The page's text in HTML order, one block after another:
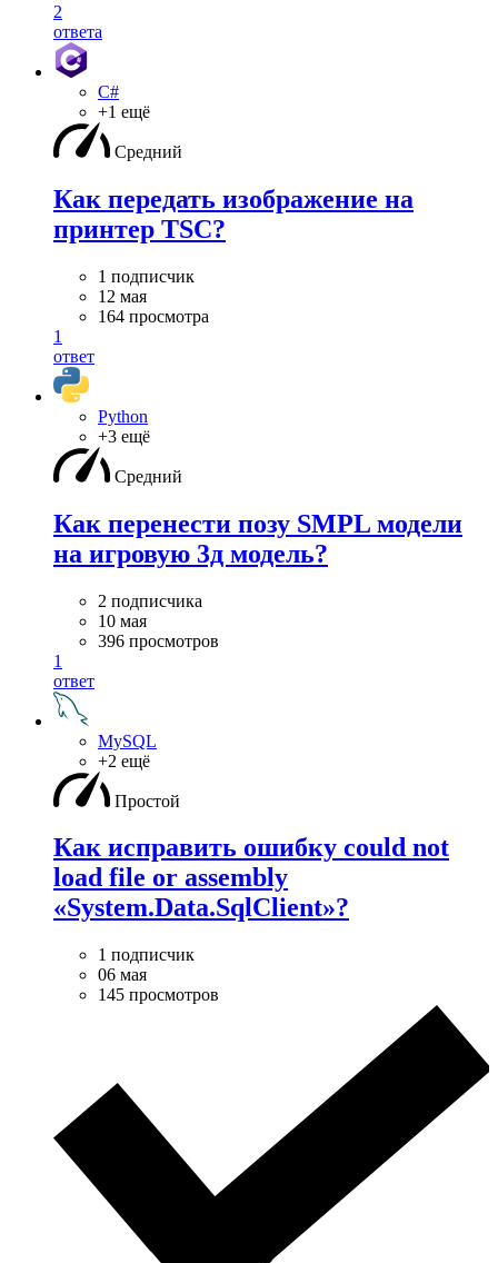
2
ответа
C#
+1 ещё
Средний
Как передать изображение на
принтер TSC?
1 подписчик
12 мая
164 просмотра
1
ответ
Python
+3 ещё
Средний
Как перенести позу SMPL модели
на игровую 3д модель?
2 подписчика
10 мая
396 просмотров
1
ответ
MySQL
+2 ещё
Простой
Как исправить ошибку could not
load file or assembly
«System.Data.SqlClient»?
1 подписчик
06 мая
145 просмотров